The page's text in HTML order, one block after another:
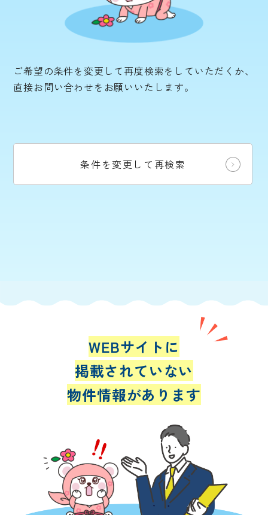
ご希望の条件を変更して再度検索をしていただくか、
直接お問い合わせをお願いいたします。
条件を変更して再検索
WEBサイトに
掲載されていない
物件情報があります